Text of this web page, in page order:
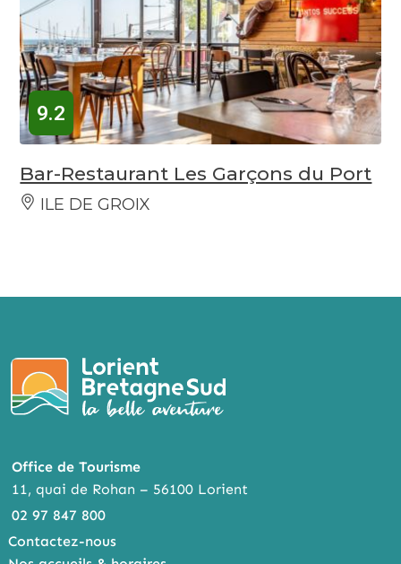
9.2
Bar-Restaurant Les Garçons du Port
ILE DE GROIX
Office de Tourisme
11, quai de Rohan – 56100 Lorient
02 97 847 800
Contactez-nous